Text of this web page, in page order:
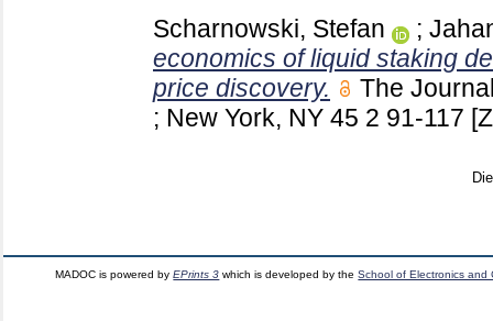
Scharnowski, Stefan ;
economics of liquid staking
price discovery.
The
; New York, NY 45 2 91-117
MADOC is powered byEPrints 3 which is developed by theSchool of Electronics and